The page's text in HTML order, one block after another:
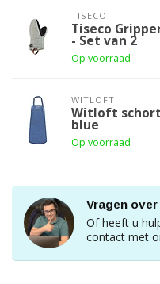
TISECO
Tiseco
- Set van 2
Op voorraad
WITLOFT
Witloft
blue
Op voorraad
Vragen
Of heeft u
contact met